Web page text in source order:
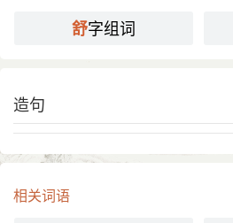
舒字组词
造句
相关词语